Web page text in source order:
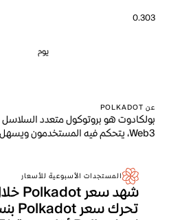
0.303
يوم
عن POLKADOT
بولكادوت هو بروتوكول متعدد
Web3، يتحكم فيه المستخدمون ويسهل إنشاء تطبيقات ومعاهد وخدمات جديدة.
المستجدات الأسبوعية للأسعار